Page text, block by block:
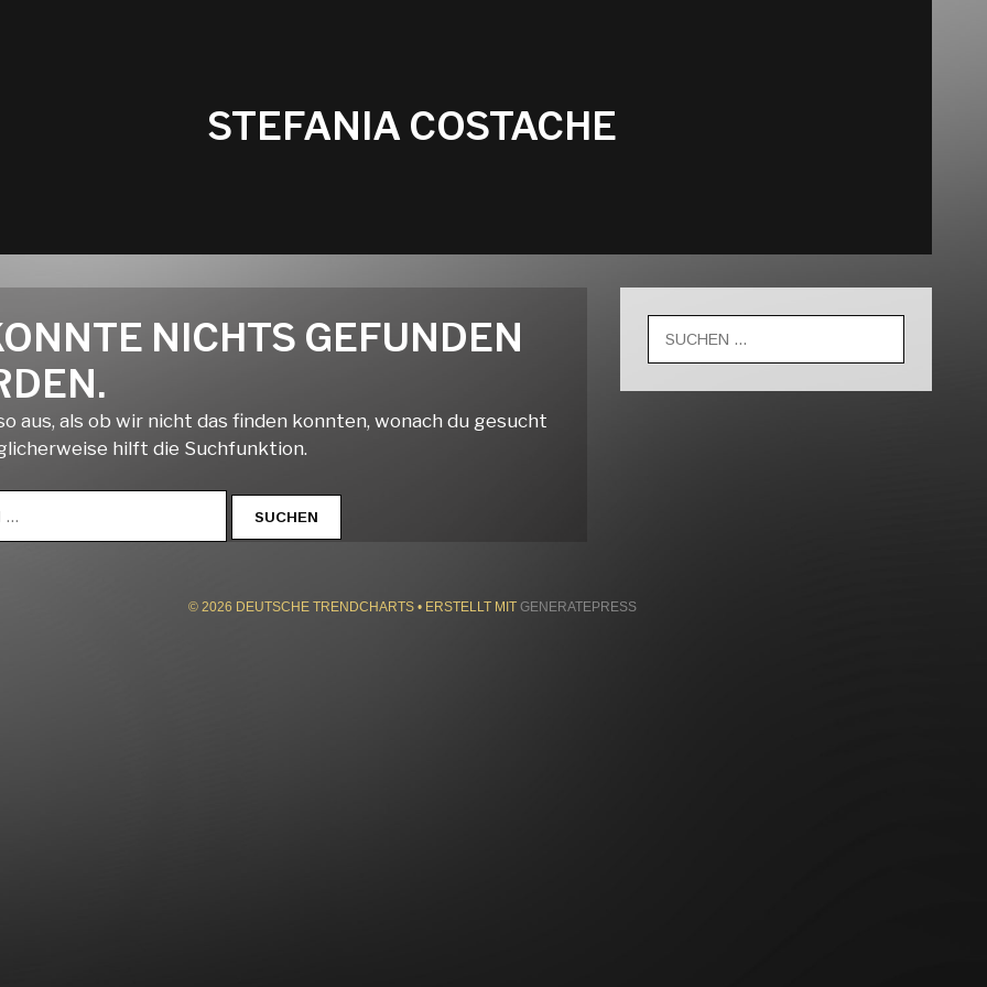
STEFANIA COSTACHE
NICHTS GEFUNDEN
aus, als ob wir nicht das finden konnten, wonach du gesucht
hilft die Suchfunktion.
nach:
© 2026 DEUTSCHE TRENDCHARTS• ERSTELLT MIT GENERATEPRESS